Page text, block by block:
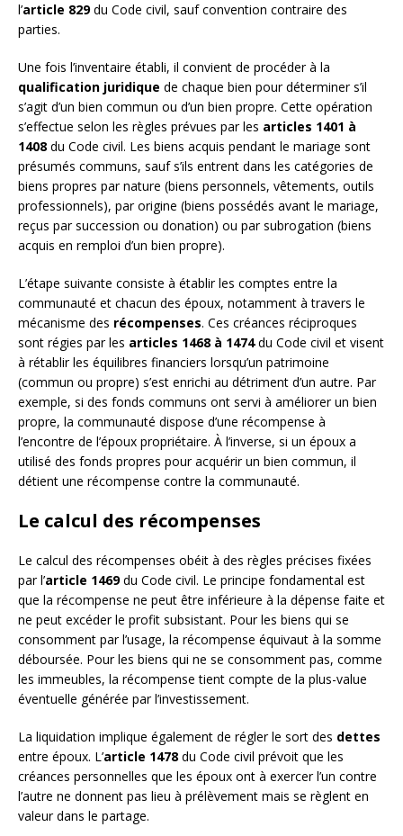
l’article 829du Code civil, sauf convention contraire des
parties.
Une fois l’inventaire établi, il convient de procéder à la
qualification juridique de chaque bien pour déterminer s’il
s’agit d’un bien commun ou d’un bien propre. Cette opération
s’effectue selon les règles prévues par les articles 1401 à
1408 du Code civil. Les biens acquis pendant le mariage sont
présumés communs, sauf s’ils entrent dans les catégories de
biens propres par nature (biens personnels, vêtements, outils
professionnels), par origine (biens possédés avant le mariage,
reçus par succession ou donation) ou par subrogation (biens
acquis en remploi d’un bien propre).
L’étape suivante consiste à établir les comptes entre la
communauté et chacun des époux, notamment à travers le
mécanisme des récompenses. Ces créances réciproques
sont régies par les articles 1468 à 1474du Code civil et visent
à rétablir les équilibres financiers lorsqu’un patrimoine
(commun ou propre) s’est enrichi au détriment d’un autre. Par
exemple, si des fonds communs ont servi à améliorer un bien
propre, la communauté dispose d’une récompense à
l’encontre de l’époux propriétaire. À l’inverse, si un époux a
utilisé des fonds propres pour acquérir un bien commun, il
détient une récompense contre la communauté.
Le calcul des récompenses
Le calcul des récompenses obéit à des règles précises fixées
par l’article 1469du Code civil. Le principe fondamental est
que la récompense ne peut être inférieure à la dépense faite et
ne peut excéder le profit subsistant. Pour les biens qui se
consomment par l’usage, la récompense équivaut à la somme
déboursée. Pour les biens qui ne se consomment pas, comme
les immeubles, la récompense tient compte de la plus-value
éventuelle générée par l’investissement.
La liquidation implique également de régler le sort des dettes
entre époux. L’article 1478 du Code civil prévoit que les
créances personnelles que les époux ont à exercer l’un contre
l’autre ne donnent pas lieu à prélèvement mais se règlent en
valeur dans le partage.